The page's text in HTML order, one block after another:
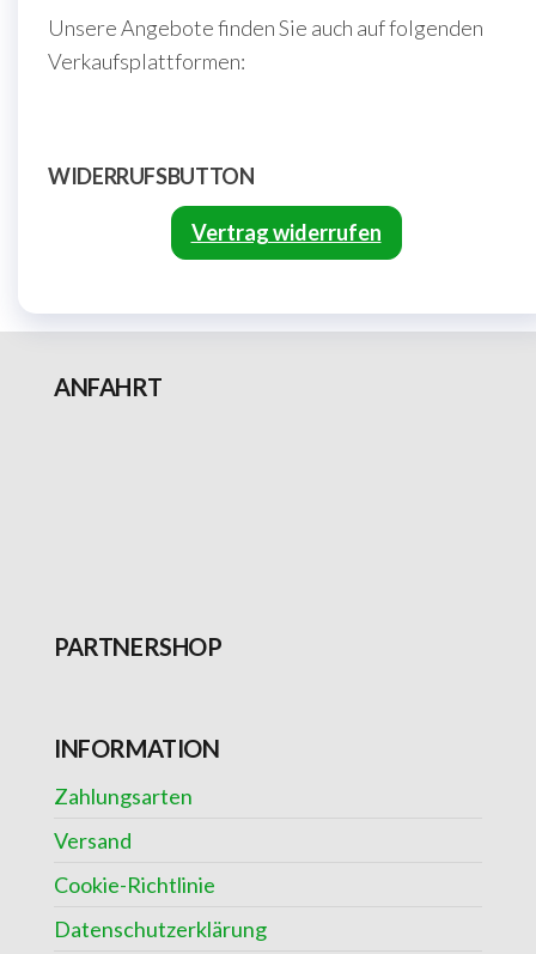
Wirtschaft & Finanzen
Wissenschaft & Natur
Unsere Angebote finden Sie auch auf folgenden
Verkaufsplattformen:
PARTNERSHOP
INFORMATION
Zahlungsarten